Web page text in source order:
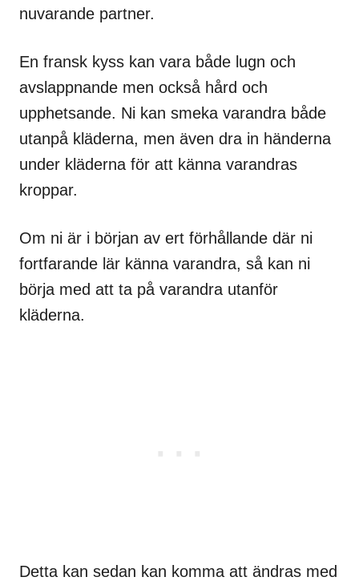
nuvarande partner.
En fransk kyss kan vara både lugn och
avslappnande men också hård och
upphetsande. Ni kan smeka varandra både
utanpå kläderna, men även dra in händerna
under kläderna för att känna varandras
kroppar.
Om ni är i början av ert förhållande där ni
fortfarande lär känna varandra, så kan ni
börja med att ta på varandra utanför
kläderna.
Detta kan sedan kan komma att ändras med